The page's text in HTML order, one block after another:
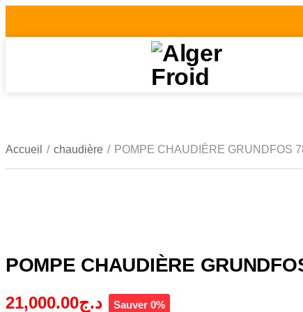
Accueil / chaudière / POMPE CHAUDIÈRE GRUNDFOS
POMPE CHAUDIÈRE
د.ج21,000.00 Sauver 0%